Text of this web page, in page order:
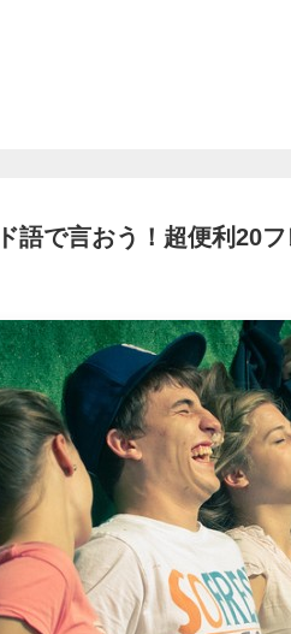
語で言おう！超便利20フ